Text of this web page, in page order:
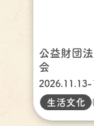
公益財団
会 い
2026.11.13-
生活文化